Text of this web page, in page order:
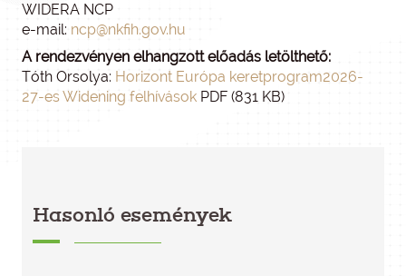
WIDERA NCP
e-mail: ncp@nkfih.gov.hu
A rendezvényen elhangzott előadás letölthető:
Tóth Orsolya: Horizont Európa keretprogram2026-
27-es Widening felhívások PDF (831 KB)
Hasonló események